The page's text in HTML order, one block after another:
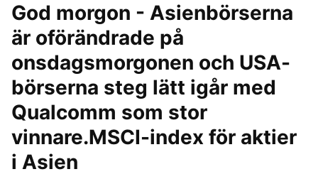
God morgon - Asienbörserna
är oförändrade på
onsdagsmorgonen och USA-
börserna steg lätt igår med
Qualcomm som stor
vinnare.MSCI-index för aktier
i Asien